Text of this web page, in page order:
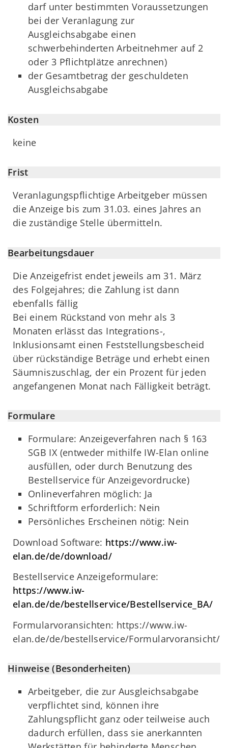
darf unter bestimmten Voraussetzungen
bei der Veranlagung zur
Ausgleichsabgabe einen
schwerbehinderten Arbeitnehmer auf 2
oder 3 Pflichtplätze anrechnen)
der Gesamtbetrag der geschuldeten
Ausgleichsabgabe
Kosten
keine
Frist
Veranlagungspflichtige Arbeitgeber müssen
die Anzeige bis zum 31.03. eines Jahres an
die zuständige Stelle übermitteln.
Bearbeitungsdauer
Die Anzeigefrist endet jeweils am 31. März
des Folgejahres; die Zahlung ist dann
ebenfalls fällig
Bei einem Rückstand von mehr als 3
Monaten erlässt das Integrations-,
Inklusionsamt einen Feststellungsbescheid
über rückständige Beträge und erhebt einen
Säumniszuschlag, der ein Prozent für jeden
angefangenen Monat nach Fälligkeit beträgt.
Formulare
Formulare: Anzeigeverfahren nach § 163
SGB IX (entweder mithilfe IW-Elan online
ausfüllen, oder durch Benutzung des
Bestellservice für Anzeigevordrucke)
Onlineverfahren möglich: Ja
Schriftform erforderlich: Nein
Persönliches Erscheinen nötig: Nein
Download Software: https://www.iw-
elan.de/de/download/
Bestellservice Anzeigeformulare:
https://www.iw-
elan.de/de/bestellservice/Bestellservice_BA/
Formularvoransichten: https://www.iw-
elan.de/de/bestellservice/Formularvoransicht/
Hinweise (Besonderheiten)
Arbeitgeber, die zur Ausgleichsabgabe
verpflichtet sind, können ihre
Zahlungspflicht ganz oder teilweise auch
dadurch erfüllen, dass sie anerkannten